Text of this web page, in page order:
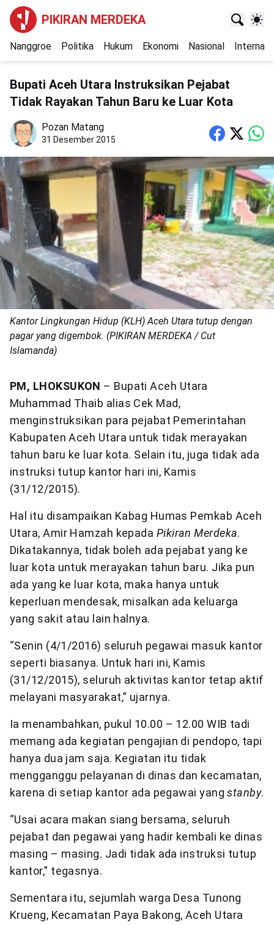
PIKIRAN MERDEKA
Nanggroe Politika Hukum Ekonomi Nasional
Bupati Aceh Utara Instruksikan Pejabat
Tidak Rayakan Tahun Baru ke Luar Kota
Pozan Matang
31 Desember 2015
Kantor Lingkungan Hidup (KLH) Aceh Utara tutup dengan
pagar yang digembok. (PIKIRAN MERDEKA / Cut
Islamanda)
PM, LHOKSUKON – Bupati Aceh Utara
Muhammad Thaib alias Cek Mad,
menginstruksikan para pejabat Pemerintahan
Kabupaten Aceh Utara untuk tidak merayakan
tahun baru ke luar kota. Selain itu, juga tidak ada
instruksi tutup kantor hari ini, Kamis
(31/12/2015).
Hal itu disampaikan Kabag Humas Pemkab Aceh
Utara, Amir Hamzah kepada Pikiran Merdeka.
Dikatakannya, tidak boleh ada pejabat yang ke
luar kota untuk merayakan tahun baru. Jika pun
ada yang ke luar kota, maka hanya untuk
keperluan mendesak, misalkan ada keluarga
yang sakit atau lain halnya.
“Senin (4/1/2016) seluruh pegawai masuk kantor
seperti biasanya. Untuk hari ini, Kamis
(31/12/2015), seluruh aktivitas kantor tetap aktif
melayani masyarakat,” ujarnya.
Ia menambahkan, pukul 10.00 – 12.00 WIB tadi
memang ada kegiatan pengajian di pendopo, tapi
hanya dua jam saja. Kegiatan itu tidak
mengganggu pelayanan di dinas dan kecamatan,
karena di setiap kantor ada pegawai yangstanby.
“Usai acara makan siang bersama, seluruh
pejabat dan pegawai yang hadir kembali ke dinas
masing – masing. Jadi tidak ada instruksi tutup
kantor,” tegasnya.
Sementara itu, sejumlah warga Desa Tunong
Krueng, Kecamatan Paya Bakong, Aceh Utara